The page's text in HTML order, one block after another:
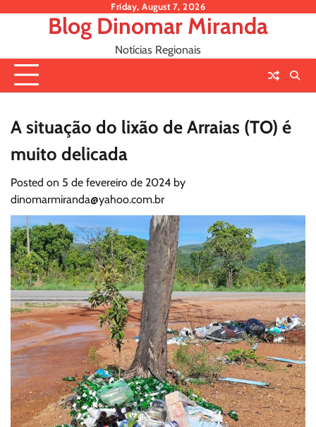
Friday, August 7, 2026
Blog Dinomar Miranda
Notícias Regionais
A situação do lixão de Arraias (TO) é
muito delicada
Posted on 5 de fevereiro de 2024 by
dinomarmiranda@yahoo.com.br